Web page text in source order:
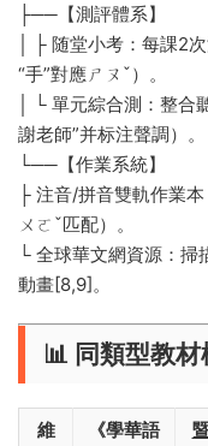
├──【測評體系】
│ ├️ 随堂小考：每課2
“手”對應ㄕㄡˇ）。
│ └️ 單元綜合測：整合
謝老師”并标注聲調）。
└──【作業系統】
├️ 注音/拼音雙軌作業
ㄨㄛˇ匹配）。
└️ 全球華文網資源：掃
動畫[8,9]。
​📊 同類型教材
​維
​《學華語